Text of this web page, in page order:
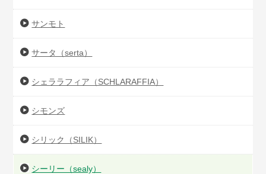
サンモト
サータ（serta）
シェララフィア（SCHLARAFFIA）
シモンズ
シリック（SILIK）
シーリー（sealy）